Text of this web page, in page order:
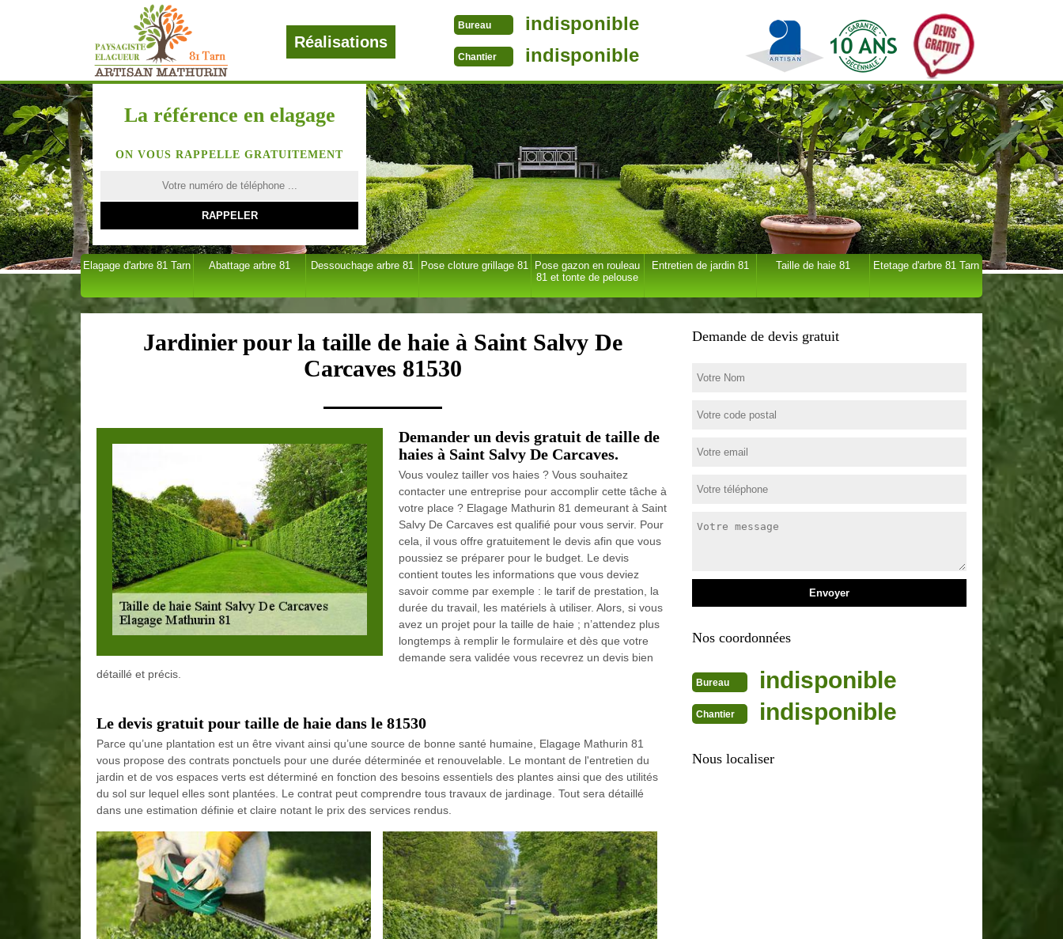
Réalisations
Bureau indisponible
Chantier indisponible
La référence en elagage
ON VOUS RAPPELLE GRATUITEMENT
Elagage d'arbre 81 Tarn Abattage arbre 81 Dessouchage arbre 81 Pose cloture grillage 81
Pose gazon en rouleau
81 et tonte de pelouse
Entretien de jardin 81 Taille de haie 81 Etetage d'arbre 81 Tarn
Jardinier pour la taille de haie à Saint Salvy De
Carcaves 81530
Demander un devis gratuit de taille de
haies à Saint Salvy De Carcaves.
Vous voulez tailler vos haies ? Vous souhaitez
contacter une entreprise pour accomplir cette tâche à
votre place ? Elagage Mathurin 81 demeurant à Saint
Salvy De Carcaves est qualifié pour vous servir. Pour
cela, il vous offre gratuitement le devis afin que vous
poussiez se préparer pour le budget. Le devis
contient toutes les informations que vous deviez
savoir comme par exemple : le tarif de prestation, la
durée du travail, les matériels à utiliser. Alors, si vous
avez un projet pour la taille de haie ; n’attendez plus
longtemps à remplir le formulaire et dès que votre
demande sera validée vous recevrez un devis bien
détaillé et précis.
Le devis gratuit pour taille de haie dans le 81530
Parce qu’une plantation est un être vivant ainsi qu’une source de bonne santé humaine, Elagage Mathurin 81
vous propose des contrats ponctuels pour une durée déterminée et renouvelable. Le montant de l'entretien du
jardin et de vos espaces verts est déterminé en fonction des besoins essentiels des plantes ainsi que des utilités
du sol sur lequel elles sont plantées. Le contrat peut comprendre tous travaux de jardinage. Tout sera détaillé
dans une estimation définie et claire notant le prix des services rendus.
Demande de devis gratuit
Nos coordonnées
Bureau indisponible
Chantier indisponible
Nous localiser